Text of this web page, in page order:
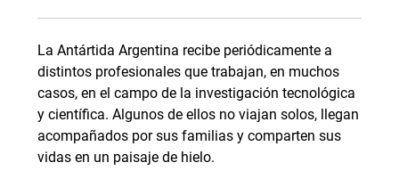
La Antártida Argentina recibe periódicamente a
distintos profesionales que trabajan, en muchos
casos, en el campo de la investigación tecnológica
y científica. Algunos de ellos no viajan solos, llegan
acompañados por sus familias y comparten sus
vidas en un paisaje de hielo.